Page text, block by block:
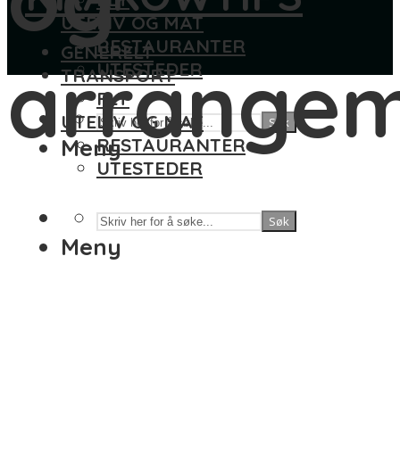
UTELIV OG MAT
RESTAURANTER
UTESTEDER
Søk
Meny
GENERELT
TRANSPORT
FLY
UTELIV OG MAT
RESTAURANTER
UTESTEDER
Søk
Meny